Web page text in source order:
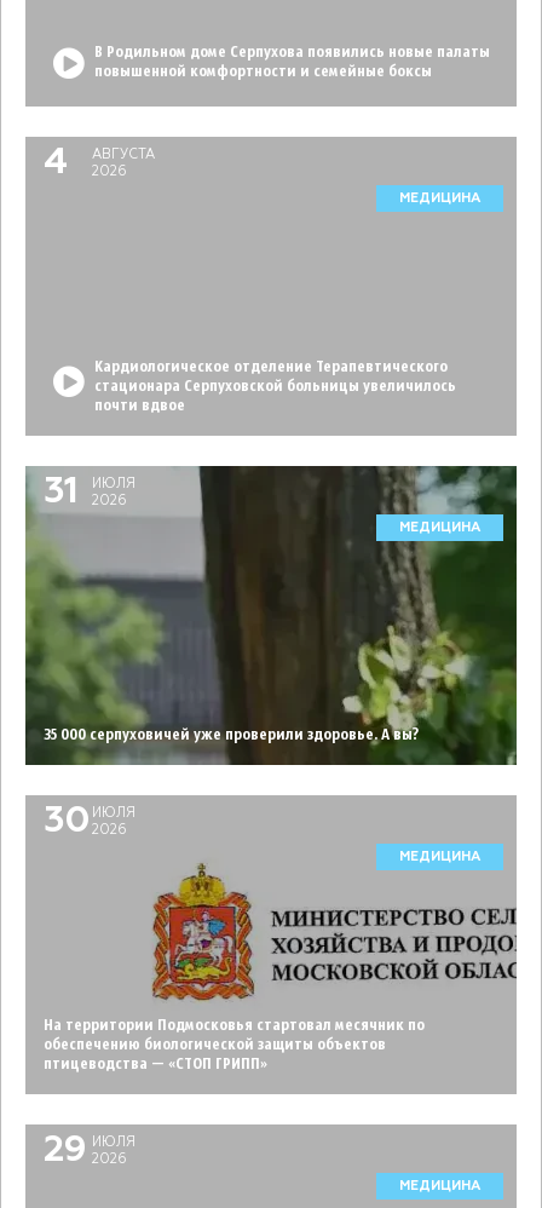
В Родильном доме Серпухова появились новые палаты
повышенной комфортности и семейные боксы
4
АВГУСТА
2026
МЕДИЦИНА
Кардиологическое отделение Терапевтического
стационара Серпуховской больницы увеличилось
почти вдвое
31
ИЮЛЯ
2026
МЕДИЦИНА
35 000 серпуховичей уже проверили здоровье. А вы?
30 ИЮЛЯ
2026
МЕДИЦИНА
На территории Подмосковья стартовал месячник по
обеспечению биологической защиты объектов
птицеводства — «СТОП ГРИПП»
29
ИЮЛЯ
2026
МЕДИЦИНА